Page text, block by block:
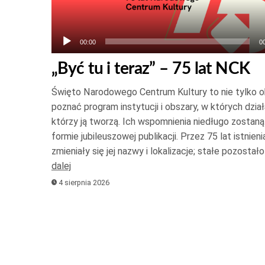
00:00
„Być tu i teraz” – 75 lat NCK
Święto Narodowego Centrum Kultury to nie tylko
poznać program instytucji i obszary, w których
którzy ją tworzą. Ich wspomnienia niedługo
formie jubileuszowej publikacji. Przez 75 lat
zmieniały się jej nazwy i lokalizacje; stałe
dalej
4 sierpnia 2026